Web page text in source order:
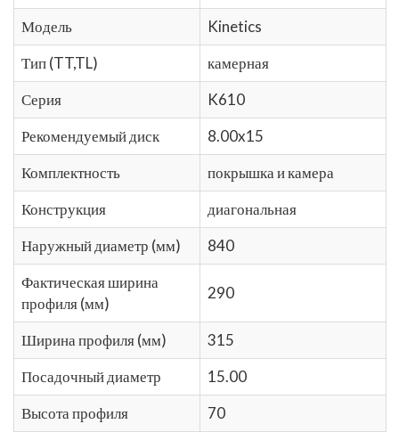
Модель
Kinetics
Тип (TT,TL)
камерная
Серия
K610
Рекомендуемый диск
8.00x15
Комплектность
покрышка и камера
Конструкция
диагональная
Наружный диаметр (мм)
840
Фактическая ширина
профиля (мм)
290
Ширина профиля (мм)
315
Посадочный диаметр
15.00
Высота профиля
70